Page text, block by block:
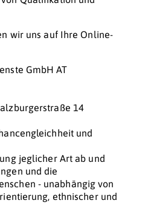
wir uns auf Ihre Online-
GmbH AT
14
und
jeglicher Art ab und
und die
- unabhängig von
ethnischer und